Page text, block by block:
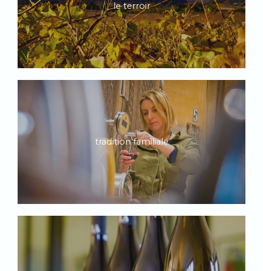
le terroir
tradition familiale